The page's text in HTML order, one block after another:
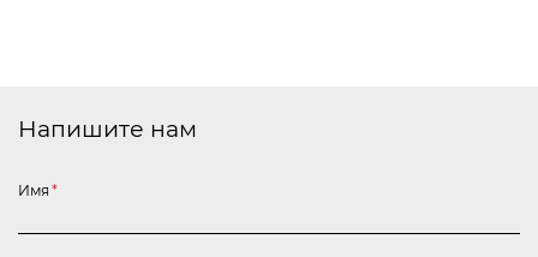
Напишите нам
Имя *